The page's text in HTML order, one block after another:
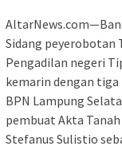
Sidang peyerobotan
Pengadilan negeri
kemarin dengan
BPN Lampung
pembuat Akta
Stefanus Sulistio